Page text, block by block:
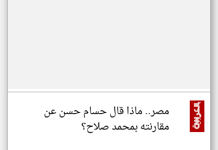
مصر.. ماذا قال حسام حسن عن
مقارنته بمحمد صلاح؟